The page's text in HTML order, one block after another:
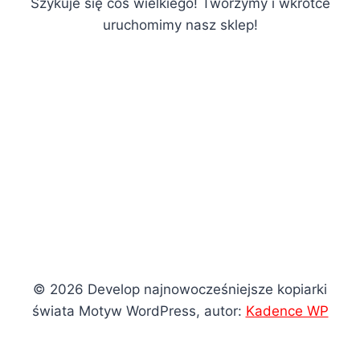
uruchomimy nasz sklep!
© 2026 Develop najnowocześniejsze kopiarki
świata Motyw WordPress, autor: Kadence WP